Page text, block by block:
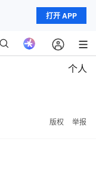
打开 APP
个人
版权 举报